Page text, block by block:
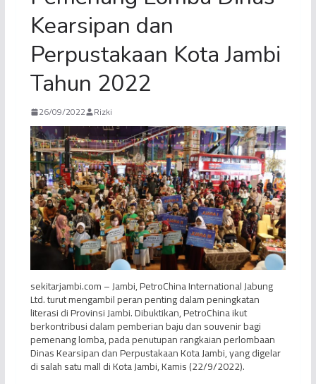
Kearsipan dan
Perpustakaan Kota Jambi
Tahun 2022
26/09/2022 Rizki
sekitarjambi.com – Jambi, PetroChina International Jabung
Ltd. turut mengambil peran penting dalam peningkatan
literasi di Provinsi Jambi. Dibuktikan, PetroChina ikut
berkontribusi dalam pemberian baju dan souvenir bagi
pemenang lomba, pada penutupan rangkaian perlombaan
Dinas Kearsipan dan Perpustakaan Kota Jambi, yang digelar
di salah satu mall di Kota Jambi, Kamis (22/9/2022).